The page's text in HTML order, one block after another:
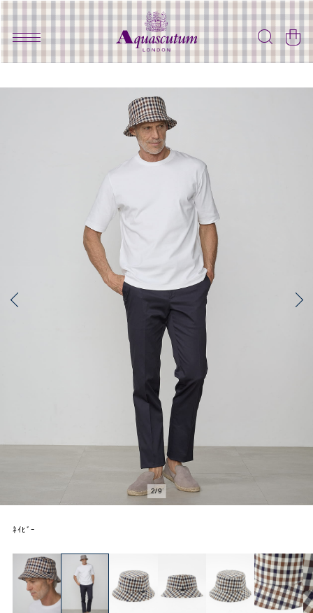
2/9
ﾈｲﾋﾞｰ